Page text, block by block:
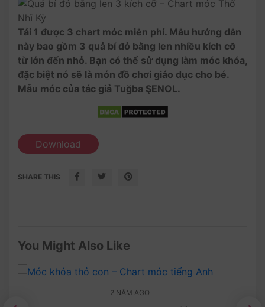
Tải 1 được 3 chart móc miễn phí. Mẫu hướng dẫn
này bao gồm 3 quả bí đỏ bằng len nhiều kích cỡ
từ lớn đến nhỏ. Bạn có thể sử dụng làm móc khóa,
đặc biệt nó sẽ là món đồ chơi giáo dục cho bé.
Mẫu móc của tác giả Tuğba ŞENOL.
Download
SHARE THIS
You Might Also Like
2 NĂM AGO